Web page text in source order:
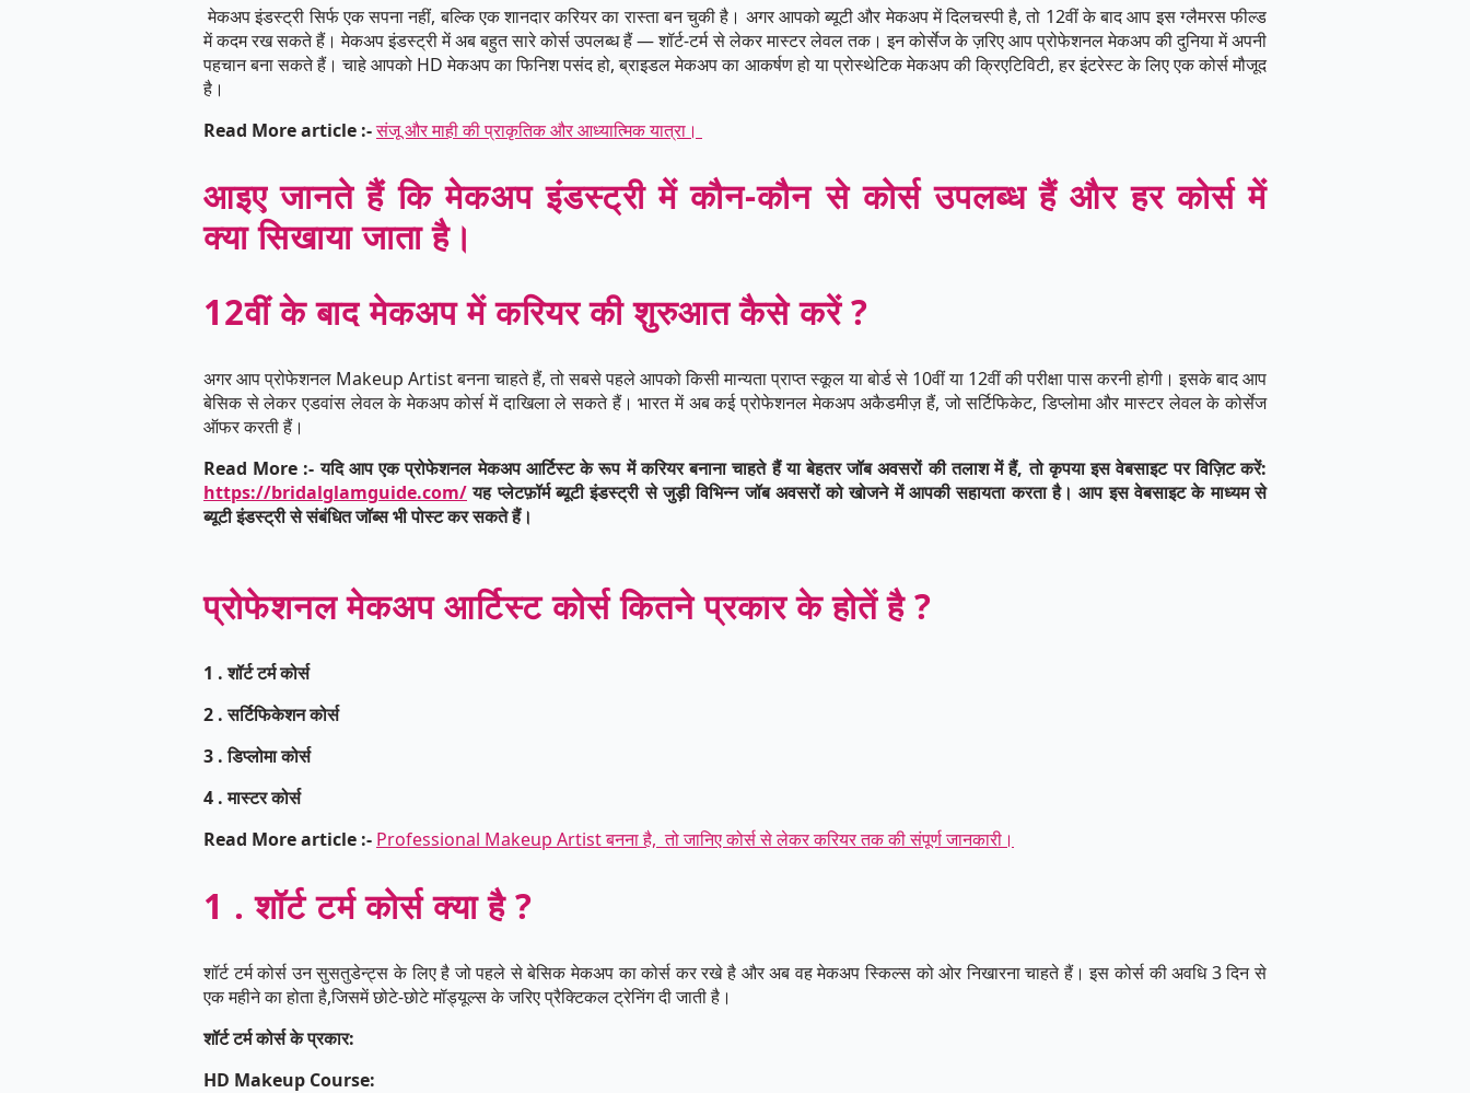
मेकअप इंडस्ट्री सिर्फ एक सपना नहीं, बल्कि एक शानदार करियर का रास्ता बन चुकी है। अगर आपको ब्यूटी और मेकअप में दिलचस्पी है, तो 12वीं के बाद आप इस ग्लैमरस फील्ड
में कदम रख सकते हैं। मेकअप इंडस्ट्री में अब बहुत सारे कोर्स उपलब्ध हैं — शॉर्ट-टर्म से लेकर मास्टर लेवल तक। इन कोर्सेज के ज़रिए आप प्रोफेशनल मेकअप की दुनिया में अपनी
पहचान बना सकते हैं। चाहे आपको HD मेकअप का फिनिश पसंद हो, ब्राइडल मेकअप का आकर्षण हो या प्रोस्थेटिक मेकअप की क्रिएटिविटी, हर इंटरेस्ट के लिए एक कोर्स मौजूद
है।
Read More article :-संजू और माही की प्राकृतिक और आध्यात्मिक यात्रा।
आइए जानते हैं कि मेकअप इंडस्ट्री में कौन-कौन से कोर्स उपलब्ध हैं और हर कोर्स में
क्या सिखाया जाता है।
12वीं के बाद मेकअप में करियर की शुरुआत कैसे करें ?
अगर आप प्रोफेशनल Makeup Artist बनना चाहते हैं, तो सबसे पहले आपको किसी मान्यता प्राप्त स्कूल या बोर्ड से 10वीं या 12वीं की परीक्षा पास करनी होगी। इसके बाद आप
बेसिक से लेकर एडवांस लेवल के मेकअप कोर्स में दाखिला ले सकते हैं। भारत में अब कई प्रोफेशनल मेकअप अकैडमीज़ हैं, जो सर्टिफिकेट, डिप्लोमा और मास्टर लेवल के कोर्सेज
ऑफर करती हैं।
Read More :- यदि आप एक प्रोफेशनल मेकअप आर्टिस्ट के रूप में करियर बनाना चाहते हैं या बेहतर जॉब अवसरों की तलाश में हैं, तो कृपया इस वेबसाइट पर विज़िट करें:
https://bridalglamguide.com/यह प्लेटफ़ॉर्म ब्यूटी इंडस्ट्री से जुड़ी विभिन्न जॉब अवसरों को खोजने में आपकी सहायता करता है। आप इस वेबसाइट के माध्यम से
ब्यूटी इंडस्ट्री से संबंधित जॉब्स भी पोस्ट कर सकते हैं।
प्रोफेशनल मेकअप आर्टिस्ट कोर्स कितने प्रकार के होतें है ?
1 . शॉर्ट टर्म कोर्स
2 . सर्टिफिकेशन कोर्स
3 . डिप्लोमा कोर्स
4 . मास्टर कोर्स
Read More article :- Professional Makeup Artist बनना है, तो जानिए कोर्स से लेकर करियर तक की संपूर्ण जानकारी।
1 . शॉर्ट टर्म कोर्स क्या है ?
शॉर्ट टर्म कोर्स उन सुसतुडेन्ट्स के लिए है जो पहले से बेसिक मेकअप का कोर्स कर रखे है और अब वह मेकअप स्किल्स को ओर निखारना चाहते हैं। इस कोर्स की अवधि 3 दिन से
एक महीने का होता है,जिसमें छोटे-छोटे मॉड्यूल्स के जरिए प्रैक्टिकल ट्रेनिंग दी जाती है।
शॉर्ट टर्म कोर्स के प्रकार:
HD Makeup Course: